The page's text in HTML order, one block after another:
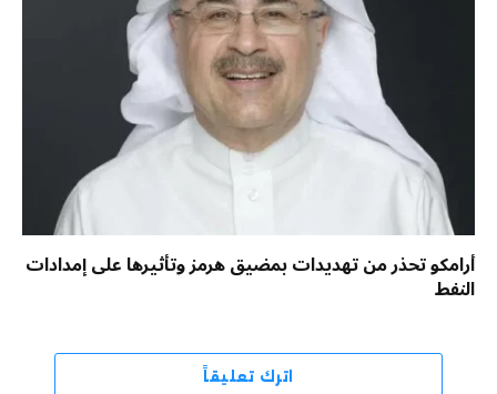
أرامكو تحذر من تهديدات بمضيق هرمز وتأثيرها على إمدادات
النفط
اترك تعليقاً